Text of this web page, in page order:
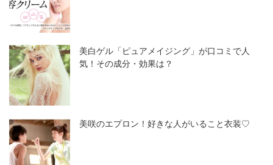
美白ゲル「ピュアメイジング」が口コミで人
気！その成分・効果は？
美咲のエプロン！好きな人がいること衣装♡